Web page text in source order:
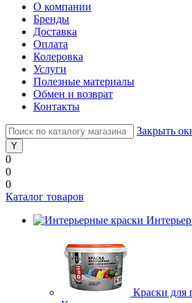
О компании
Бренды
Доставка
Оплата
Колеровка
Услуги
Полезные материалы
Обмен и возврат
Контакты
Закрыть
0
0
0
Каталог товаров
Краски для